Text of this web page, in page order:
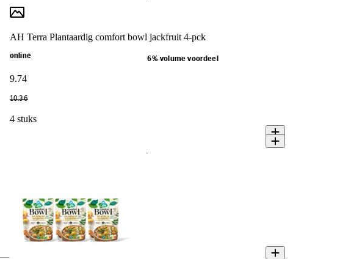
AH Terra Plantaardig comfort bowl jackfruit 4-pck
online 6% volume voordeel
9.74
10.36
4 stuks